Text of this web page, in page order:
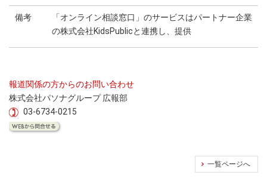
備考
「オンライン相談窓口」のサービスはパートナー企業
の株式会社KidsPublicと連携し、提供
報道関係の方からのお問い合わせ
株式会社パソナグループ 広報部
03-6734-0215
一覧ページへ